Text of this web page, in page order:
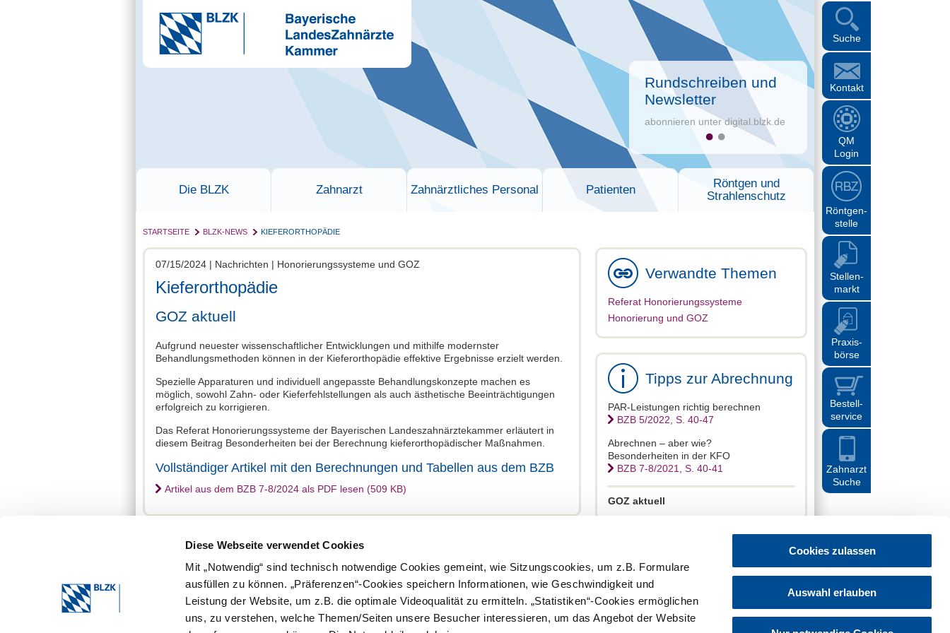
Diese Webseite verwendet Cookies
Mit „Notwendig“ sind technisch notwendige Cookies gemeint, wie Sitzungscookies, um z.B. Formulare
ausfüllen zu können. „Präferenzen“-Cookies speichern Informationen, wie Geschwindigkeit und
Leistung der Website, um z.B. die optimale Videoqualität zu ermitteln. „Statistiken“-Cookies ermöglichen
uns, zu verstehen, welche Themen/Seiten unsere Besucher interessieren, um das Angebot der Website
Cookies zulassen
Auswahl erlauben
Suche
Kontakt
QM
Login
Röntgen-
stelle
Stellen-
markt
Praxis-
börse
Bestell-
service
Zahnarzt
Suche
Rundschreiben und
Newsletter
abonnieren unter digital.blzk.de
Die BLZK Zahnarzt Zahnärztliches Personal Patienten
Röntgen und
Strahlenschutz
STARTSEITE BLZK-NEWS KIEFERORTHOPÄDIE
07/15/2024 | Nachrichten | Honorierungssysteme und GOZ
Kieferorthopädie
GOZ aktuell
Aufgrund neuester wissenschaftlicher Entwicklungen und mithilfe modernster
Behandlungsmethoden können in der Kieferorthopädie effektive Ergebnisse erzielt werden.
Spezielle Apparaturen und individuell angepasste Behandlungskonzepte machen es
möglich, sowohl Zahn- oder Kieferfehlstellungen als auch ästhetische Beeinträchtigungen
erfolgreich zu korrigieren.
Das Referat Honorierungssysteme der Bayerischen Landeszahnärztekammer erläutert in
diesem Beitrag Besonderheiten bei der Berechnung kieferorthopädischer Maßnahmen.
Vollständiger Artikel mit den Berechnungen und Tabellen aus dem BZB
Artikel aus dem BZB 7-8/2024 als PDF lesen (509 KB)
Verwandte Themen
Referat Honorierungssysteme
Honorierung und GOZ
Tipps zur Abrechnung
PAR-Leistungen richtig berechnen
BZB 5/2022, S. 40-47
Abrechnen – aber wie?
Besonderheiten in der KFO
BZB 7-8/2021, S. 40-41
GOZ aktuell
Bayerische Landeszahnärztekammer 2026 Kontakt Impressum Rundschreiben und Newsletter Datenschutz Hinweisgebersystem Sitemap Cookies